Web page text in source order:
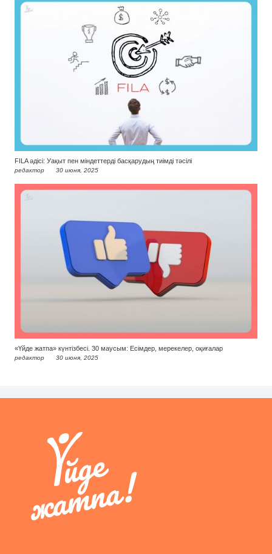
FILA әдісі: Уақыт пен міндеттерді басқарудың тиімді тәсілі
редактор 30 июня, 2025
«Үйде жатпа» күнтізбесі. 30 маусым: Есімдер, мерекелер, оқиғалар
редактор 30 июня, 2025